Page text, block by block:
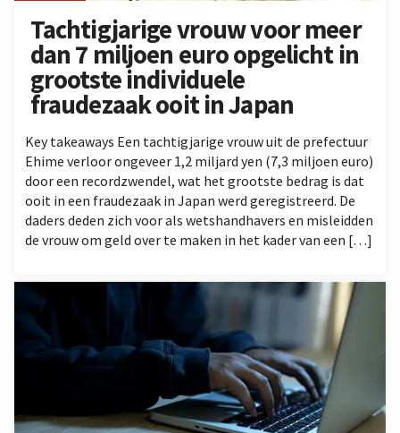
Tachtigjarige vrouw voor meer
dan 7 miljoen euro opgelicht in
grootste individuele
fraudezaak ooit in Japan
Key takeaways Een tachtigjarige vrouw uit de prefectuur
Ehime verloor ongeveer 1,2 miljard yen (7,3 miljoen euro)
door een recordzwendel, wat het grootste bedrag is dat
ooit in een fraudezaak in Japan werd geregistreerd. De
daders deden zich voor als wetshandhavers en misleidden
de vrouw om geld over te maken in het kader van een […]